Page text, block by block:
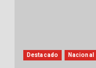
Destacado Nacional